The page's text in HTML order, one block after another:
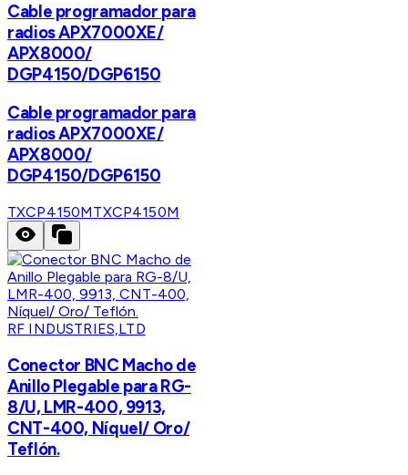
Cable programador para
radios APX7000XE/
APX8000/
DGP4150/DGP6150
Cable programador para
radios APX7000XE/
APX8000/
DGP4150/DGP6150
TXCP4150MTXCP4150M
RF INDUSTRIES,LTD
Conector BNC Macho de
Anillo Plegable para RG-
8/U, LMR-400, 9913,
CNT-400, Níquel/ Oro/
Teflón.